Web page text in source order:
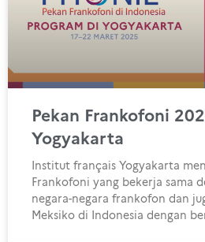
Pekan Frankofoni
Yogyakarta
Institut français Yogyakarta
Frankofoni yang bekerja sama
negara-negara frankofon dan
Meksiko di Indonesia dengan